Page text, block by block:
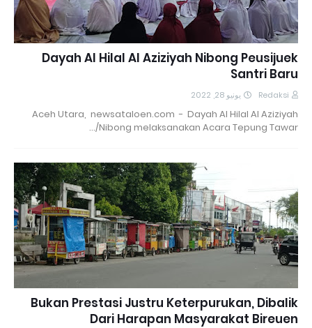
Dayah Al Hilal Al Aziziyah Nibong Peusijuek
Santri Baru
Redaksi يونيو 28, 2022
Aceh Utara, newsataloen.com - Dayah Al Hilal Al Aziziyah
Nibong melaksanakan Acara Tepung Tawar/…
Bukan Prestasi Justru Keterpurukan, Dibalik
Dari Harapan Masyarakat Bireuen